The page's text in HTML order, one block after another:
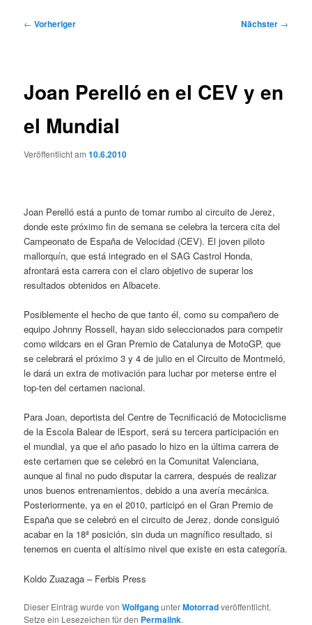
Beitragsnavigation
← Vorheriger Nächster →
Joan Perelló en el CEV y en
el Mundial
Veröffentlicht am10.6.2010
Joan Perelló está a punto de tomar rumbo al circuito de Jerez,
donde este próximo fin de semana se celebra la tercera cita del
Campeonato de España de Velocidad (CEV). El joven piloto
mallorquín, que está integrado en el SAG Castrol Honda,
afrontará esta carrera con el claro objetivo de superar los
resultados obtenidos en Albacete.
Posiblemente el hecho de que tanto él, como su compañero de
equipo Johnny Rossell, hayan sido seleccionados para competir
como wildcars en el Gran Premio de Catalunya de MotoGP, que
se celebrará el próximo 3 y 4 de julio en el Circuito de Montmeló,
le dará un extra de motivación para luchar por meterse entre el
top-ten del certamen nacional.
Para Joan, deportista del Centre de Tecnificació de Motociclisme
de la Escola Balear de lEsport, será su tercera participación en
el mundial, ya que el año pasado lo hizo en la última carrera de
este certamen que se celebró en la Comunitat Valenciana,
aunque al final no pudo disputar la carrera, después de realizar
unos buenos entrenamientos, debido a una avería mecánica.
Posteriormente, ya en el 2010, participó en el Gran Premio de
España que se celebró en el circuito de Jerez, donde consiguió
acabar en la 18ª posición, sin duda un magnífico resultado, si
tenemos en cuenta el altísimo nivel que existe en esta categoría.
Koldo Zuazaga – Ferbis Press
Dieser Eintrag wurde vonWolfgangunterMotorradveröffentlicht.
Setze ein Lesezeichen für den Permalink.